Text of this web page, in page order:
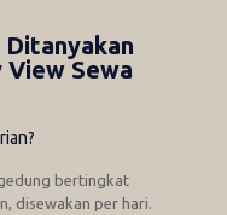
Ditanyakan
Sewa
bertingkat
disewakan per hari.